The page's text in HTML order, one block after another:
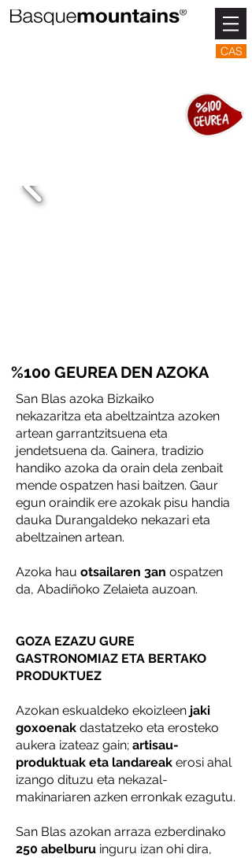
CAS
%100 GEUREA DEN AZOKA
San Blas azoka Bizkaiko
nekazaritza eta abeltzaintza azoken
artean garrantzitsuena eta
jendetsuena da. Gainera, tradizio
handiko azoka da orain dela zenbait
mende ospatzen hasi baitzen. Gaur
egun oraindik ere azokak pisu handia
dauka Durangaldeko nekazari eta
abeltzainen artean.
Azoka hau otsailaren 3an ospatzen
da, Abadiñoko Zelaieta auzoan.
GOZA EZAZU GURE
GASTRONOMIAZ ETA BERTAKO
PRODUKTUEZ
Azokan eskualdeko ekoizleen jaki
goxoenak dastatzeko eta erosteko
aukera izateaz gain; artisau-
produktuak eta landareak erosi ahal
izango dituzu eta nekazal-
makinariaren azken erronkak ezagutu.
San Blas azokan arraza ezberdinako
250 abelburu inguru izan ohi dira,